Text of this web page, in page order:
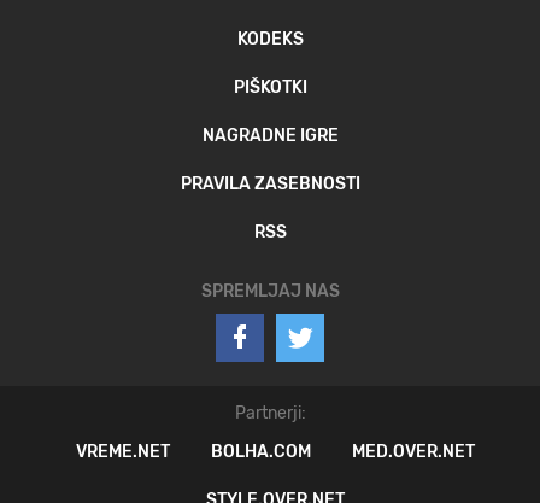
KODEKS
PIŠKOTKI
NAGRADNE IGRE
PRAVILA ZASEBNOSTI
RSS
SPREMLJAJ NAS
Partnerji:
VREME.NET
BOLHA.COM MED.OVER.NET